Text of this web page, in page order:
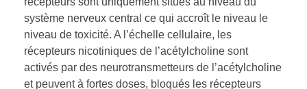
système nerveux central ce qui accroît le niveau le
niveau de toxicité. A l’échelle cellulaire, les
récepteurs nicotiniques de l’acétylcholine sont
activés par des neurotransmetteurs de l’acétylcholine
et peuvent à fortes doses, bloqués les récepteurs